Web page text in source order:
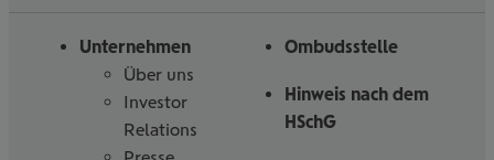
Unternehmen
Über uns
Investor
Relations
Ombudsstelle
Hinweis nach dem
HSchG
uns